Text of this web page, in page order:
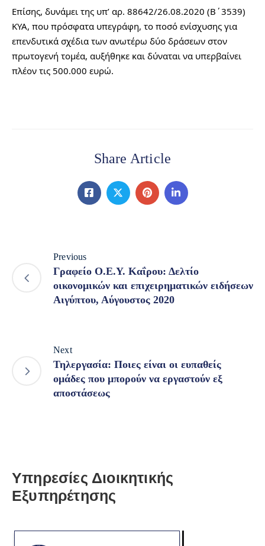
Επίσης, δυνάμει της υπ’ αρ. 88642/26.08.2020 (Β΄3539)
ΚΥΑ, που πρόσφατα υπεγράφη, το ποσό ενίσχυσης για
επενδυτικά σχέδια των ανωτέρω δύο δράσεων στον
πρωτογενή τομέα, αυξήθηκε και δύναται να υπερβαίνει
πλέον τις 500.000 ευρώ.
Share Article
Previous
Γραφείο Ο.Ε.Υ. Καΐρου: Δελτίο
οικονομικών και επιχειρηματικών ειδήσεων
Αιγύπτου, Αύγουστος 2020
Next
Τηλεργασία: Ποιες είναι οι ευπαθείς
ομάδες που μπορούν να εργαστούν εξ
αποστάσεως
Υπηρεσίες Διοικητικής
Εξυπηρέτησης